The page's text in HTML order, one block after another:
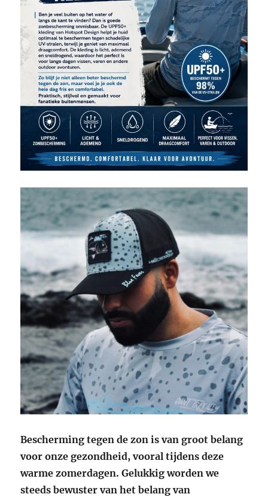
Bescherming tegen de zon is van groot belang
voor onze gezondheid, vooral tijdens deze
warme zomerdagen. Gelukkig worden we
steeds bewuster van het belang van